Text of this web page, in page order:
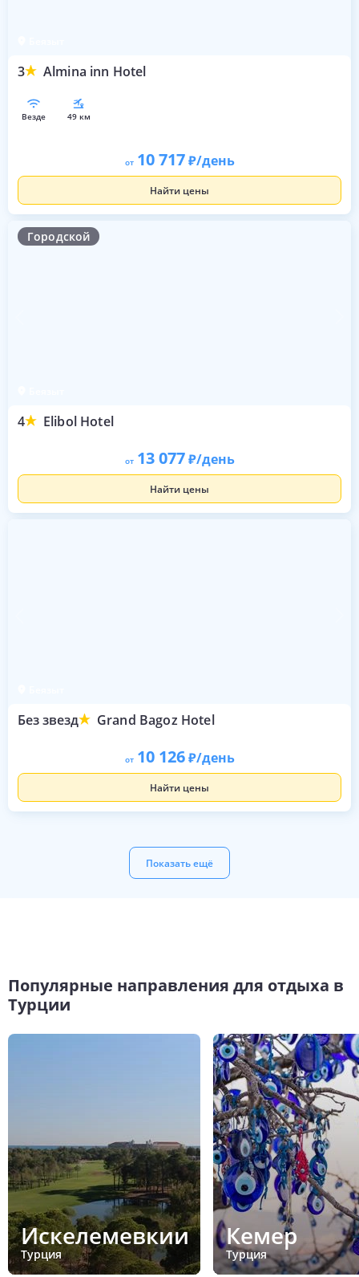
3 Almina inn Hotel
везде 49 км
от 10 717 /день
Найти цены
Городской
4 Elibol Hotel
от 13 077 /день
Найти цены
Без звезд Grand Bagoz Hotel
от 10 126 /день
Найти цены
Показать ещё
Популярные направления для отдыха в
Турции
Искелемевкии
Турция
Кемер
Турция